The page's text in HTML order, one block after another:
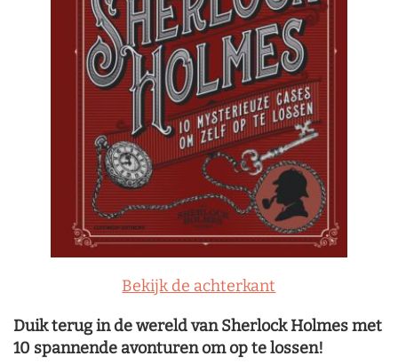
Bekijk de achterkant
Duik terug in de wereld van Sherlock Holmes met
10 spannende avonturen om op te lossen!